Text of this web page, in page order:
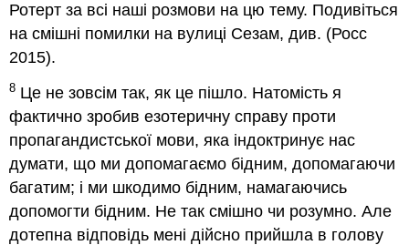
Ротерт за всі наші розмови на цю тему. Подивіться
на смішні помилки на вулиці Сезам, див. (Росс
2015).
8 Це не зовсім так, як це пішло. Натомість я
фактично зробив езотеричну справу проти
пропагандистської мови, яка індоктринує нас
думати, що ми допомагаємо бідним, допомагаючи
багатим; і ми шкодимо бідним, намагаючись
допомогти бідним. Не так смішно чи розумно. Але
дотепна відповідь мені дійсно прийшла в голову